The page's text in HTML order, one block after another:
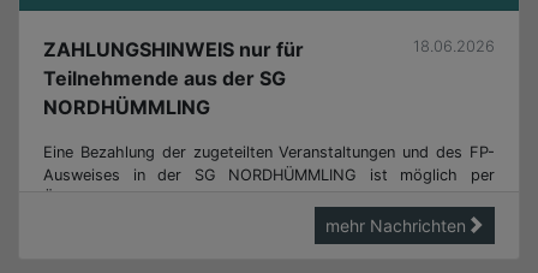
ZAHLUNGSHINWEIS nur für
Teilnehmende aus der SG
NORDHÜMMLING
18.06.2026
Eine Bezahlung der zugeteilten Veranstaltungen und des FP-
Ausweises in der SG NORDHÜMMLING ist möglich per
(IBAN: DE68 2806 9706 0050 1000 01) oder auf das Paypal-
Konto der Samtgemeinde: paypal@nordhuemmling.de .
mehr Nachrichten